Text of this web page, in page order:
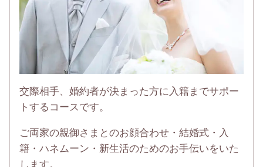
交際相手、婚約者が決まった方に入籍までサポー
トするコースです。
ご両家の親御さまとのお顔合わせ・結婚式・入
籍・ハネムーン・新生活のためのお手伝いをいた
します。